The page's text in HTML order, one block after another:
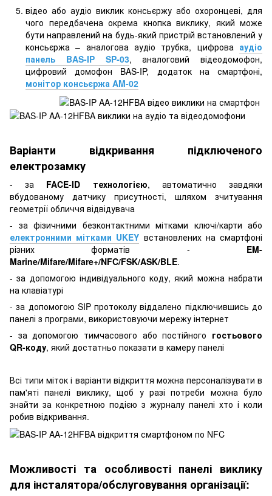
відео або аудіо виклик консьєржу або охоронцеві, для
чого передбачена окрема кнопка виклику, який може
бути направлений на будь-який пристрій встановлений у
консьєржа – аналогова аудіо трубка, цифрова аудіо
панель BAS-IP SP-03, аналоговий відеодомофон,
цифровий домофон BAS-IP, додаток на смартфоні,
монітор консьєржа AM-02
Варіанти відкривання підключеного
електрозамку
- за FACE-ID технологією, автоматично завдяки
вбудованому датчику присутності, шляхом зчитування
геометрії обличчя відвідувача
- за фізичними безконтактними мітками ключі/карти або
електронними мітками UKEY встановлених на смартфоні
різних форматів - EM-
Marine/Mifare/Mifare+/NFC/FSK/ASK/BLE.
- за допомогою індивідуального коду, який можна набрати
на клавіатурі
- за допомогою SIP протоколу віддалено підключившись до
панелі з програми, використовуючи мережу інтернет
- за допомогою тимчасового або постійного гостьового
QR-коду, який достатньо показати в камеру панелі
Всі типи міток і варіанти відкриття можна персоналізувати в
пам'яті панелі виклику, щоб у разі потреби можна було
знайти за конкретною подією з журналу панелі хто і коли
робив відкривання.
Можливості та особливості панелі виклику
для інсталятора/обслуговування організації: